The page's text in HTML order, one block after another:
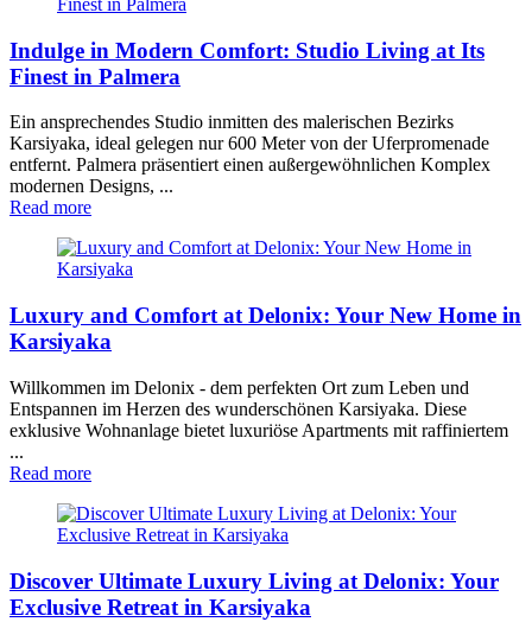
Indulge in Modern Comfort: Studio Living at Its
Finest in Palmera
Ein ansprechendes Studio inmitten des malerischen Bezirks
Karsiyaka, ideal gelegen nur 600 Meter von der Uferpromenade
entfernt. Palmera präsentiert einen außergewöhnlichen Komplex
modernen Designs, ...
Read more
Luxury and Comfort at Delonix: Your New Home in
Karsiyaka
Willkommen im Delonix - dem perfekten Ort zum Leben und
Entspannen im Herzen des wunderschönen Karsiyaka. Diese
exklusive Wohnanlage bietet luxuriöse Apartments mit raffiniertem
...
Read more
Discover Ultimate Luxury Living at Delonix: Your
Exclusive Retreat in Karsiyaka